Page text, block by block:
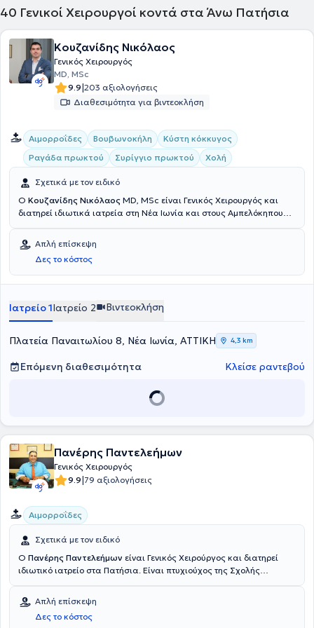
40 Γενικοί Χειρουργοί κοντά στα Άνω Πατήσια
Κουζανίδης Νικόλαος
Γενικός Χειρουργός
MD, MSc
9.9|203 αξιολογήσεις
Διαθεσιμότητα για βιντεοκλήση
Αιμορροΐδες Βουβωνοκήλη
Κύστη κόκκυγος
Ραγάδα πρωκτού
Συρίγγιο πρωκτού Χολή
Σχετικά με τον ειδικό
Ο Κουζανίδης Νικόλαος MD, MSc είναι Γενικός Χειρουργός και
διατηρεί ιδιωτικά ιατρεία στη Νέα Ιωνία και στους Αμπελόκηπους.
και έχει πραγματοποιήσει μεταπτυχιακές σπουδές στην ελάχιστα
επεμβατική χειρουργική, τη ρομποτική χειρουργική και την
τηλεχειρουργική στην Ιατρική Σχολή του Εθνικού και
Καποδιστριακού Πανεπιστημίου Αθηνών. Ο ιατρός αναλαμβάνει
και κάθε είδους επέμβαση, καθώς επίσης και καθαρισμό έλκους
κατάκλισης ασθενούς κατ΄οίκον. Ο Κουζανίδης Νικόλαος
τη διαρκή συμμετοχή σε συνέδρια και την παρακολούθηση
σεμιναρίων. Τέλος, ο ιατρός είναι μέλος του Ιατρικού Συλλόγου
Αθηνών, της Ελληνικής Χειρουργικής Εταιρείας, της Ελληνικής
επεμβατικών τεχνικών, καθώς και της European Association for
Απλή επίσκεψη
Δες το κόστος
Ιατρείο 1Ιατρείο 2 Βιντεοκλήση
Πλατεία Παναιτωλίου 8, Νέα Ιωνία, ΑΤΤΙΚΗ 4,3 km
Επόμενη διαθεσιμότητα Κλείσε ραντεβού
Πανέρης Παντελεήμων
Γενικός Χειρουργός
9.9|79 αξιολογήσεις
Αιμορροΐδες
Σχετικά με τον ειδικό
Ο Πανέρης Παντελεήμων είναι Γενικός Χειρούργος και διατηρεί
ιδιωτικό ιατρείο στα Πατήσια. Είναι πτυχιούχος της Σχολής
και ειδικεύτηκε στη γενική χειρουργική στο Γενικό Νοσοκομείο
Αθηνών "Ευαγγελισμός". Ο γιατρός διαθέτει ιδιαίτερη εμπειρία σε
παθήσεις όπως οι αιμορροΐδες, η κήλη, στην αιμορραγία εντέρου,
Απλή επίσκεψη
Δες το κόστος